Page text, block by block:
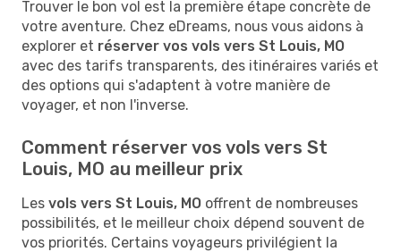
Trouver le bon vol est la première étape concrète de
votre aventure. Chez eDreams, nous vous aidons à
explorer et réserver vos vols vers St Louis, MO
avec des tarifs transparents, des itinéraires variés et
des options qui s'adaptent à votre manière de
voyager, et non l'inverse.
Comment réserver vos vols vers St
Louis, MO au meilleur prix
Les vols vers St Louis, MO offrent de nombreuses
possibilités, et le meilleur choix dépend souvent de
vos priorités. Certains voyageurs privilégient la